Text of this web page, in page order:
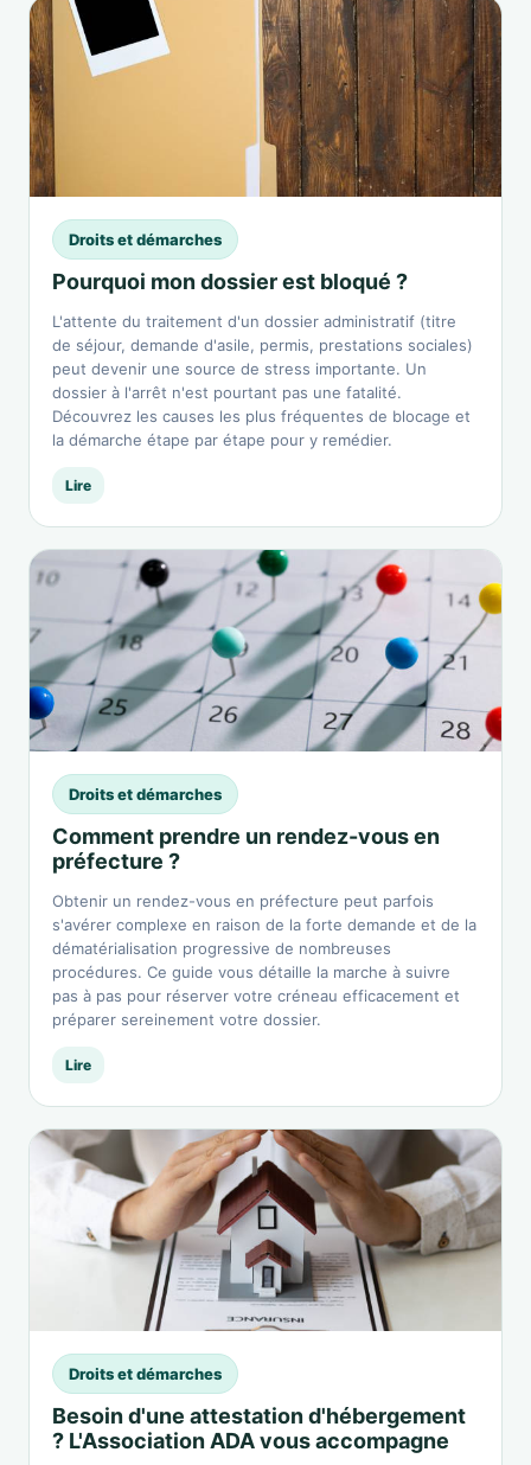
Droits et démarches
Pourquoi mon dossier est bloqué ?
L'attente du traitement d'un dossier administratif (titre
de séjour, demande d'asile, permis, prestations sociales)
peut devenir une source de stress importante. Un
dossier à l'arrêt n'est pourtant pas une fatalité.
Découvrez les causes les plus fréquentes de blocage et
la démarche étape par étape pour y remédier.
Lire
Droits et démarches
Comment prendre un rendez-vous en
préfecture ?
Obtenir un rendez-vous en préfecture peut parfois
s'avérer complexe en raison de la forte demande et de la
dématérialisation progressive de nombreuses
procédures. Ce guide vous détaille la marche à suivre
pas à pas pour réserver votre créneau efficacement et
préparer sereinement votre dossier.
Lire
Droits et démarches
Besoin d'une attestation d'hébergement
? L'Association ADA vous accompagne